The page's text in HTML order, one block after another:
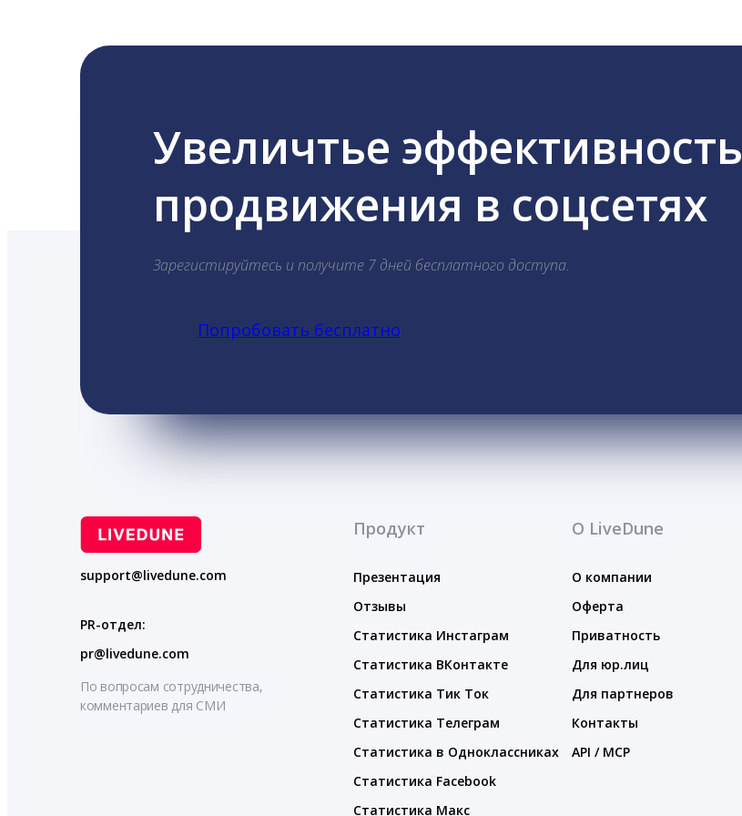
Увеличтье эффективность
продвижения в соцсетях
Зарегистируйтесь и получите 7 дней бесплатного доступа.
Попробовать бесплатно
support@livedune.com
PR-отдел:
pr@livedune.com
По вопросам сотрудничества,
комментариев для СМИ
Продукт
Презентация
Отзывы
Статистика Инстаграм
Статистика ВКонтакте
Статистика Тик Ток
Статистика Телеграм
Статистика в Одноклассниках
Статистика Facebook
Статистика Макс
О LiveDune
О компании
Оферта
Приватность
Для юр.лиц
Для партнеров
Контакты
API / MCP